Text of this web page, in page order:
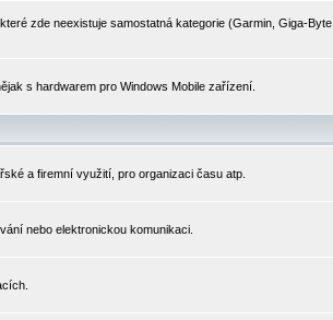
zde neexistuje samostatná kategorie (Garmin, Giga-Byte,
s hardwarem pro Windows Mobile zařízení.
a firemní využití, pro organizaci času atp.
nebo elektronickou komunikaci.